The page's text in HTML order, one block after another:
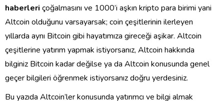
haberleri çoğalmasını ve 1000’i aşkın kripto para birimi yani
Altcoin olduğunu varsayarsak; coin çeşitlerinin ilerleyen
yıllarda aynı Bitcoin gibi hayatımıza gireceği aşikar. Altcoin
çeşitlerine yatırım yapmak istiyorsanız, Altcoin hakkında
bilginiz Bitcoin kadar değilse ya da Altcoin konusunda genel
geçer bilgileri öğrenmek istiyorsanız doğru yerdesiniz.
Bu yazıda Altcoin’ler konusunda yatırımcı ve bilgi almak